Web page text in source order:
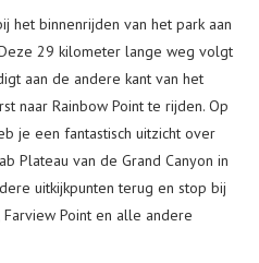
het binnenrijden van het park aan
29 kilometer lange weg volgt
aan de andere kant van het
naar Rainbow Point te rijden. Op
je een fantastisch uitzicht over
Plateau van de Grand Canyon in
uitkijkpunten terug en stop bij
Point en alle andere